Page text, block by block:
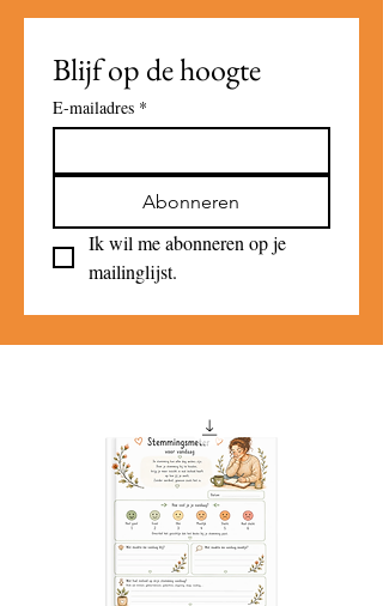
Blijf op de hoogte
E-mailadres *
Abonneren
Ik wil me abonneren op je
mailinglijst.